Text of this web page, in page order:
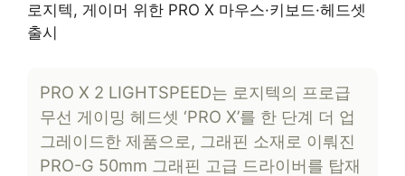
로지텍, 게이머 위한 PRO X 마우스·키보드·헤드셋
출시
PRO X 2 LIGHTSPEED는 로지텍의 프로급
무선 게이밍 헤드셋 ‘PRO X’를 한 단계 더 업
그레이드한 제품으로, 그래핀 소재로 이뤄진
PRO-G 50mm 그래핀 고급 드라이버를 탑재